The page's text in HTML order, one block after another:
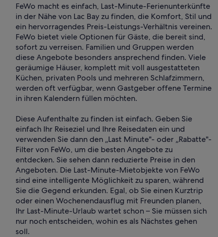
FeWo macht es einfach, Last-Minute-Ferienunterkünfte
in der Nähe von Lac Bay zu finden, die Komfort, Stil und
ein hervorragendes Preis-Leistungs-Verhältnis vereinen.
FeWo bietet viele Optionen für Gäste, die bereit sind,
sofort zu verreisen. Familien und Gruppen werden
diese Angebote besonders ansprechend finden. Viele
geräumige Häuser, komplett mit voll ausgestatteten
Küchen, privaten Pools und mehreren Schlafzimmern,
werden oft verfügbar, wenn Gastgeber offene Termine
in ihren Kalendern füllen möchten.
Diese Aufenthalte zu finden ist einfach. Geben Sie
einfach Ihr Reiseziel und Ihre Reisedaten ein und
verwenden Sie dann den „Last Minute"- oder „Rabatte"-
Filter von FeWo, um die besten Angebote zu
entdecken. Sie sehen dann reduzierte Preise in den
Angeboten. Die Last-Minute-Mietobjekte von FeWo
sind eine intelligente Möglichkeit zu sparen, während
Sie die Gegend erkunden. Egal, ob Sie einen Kurztrip
oder einen Wochenendausflug mit Freunden planen,
Ihr Last-Minute-Urlaub wartet schon – Sie müssen sich
nur noch entscheiden, wohin es als Nächstes gehen
soll.